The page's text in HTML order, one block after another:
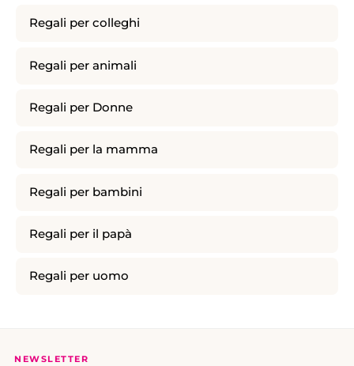
Regali per colleghi
Regali per animali
Regali per Donne
Regali per la mamma
Regali per bambini
Regali per il papà
Regali per uomo
NEWSLETTER